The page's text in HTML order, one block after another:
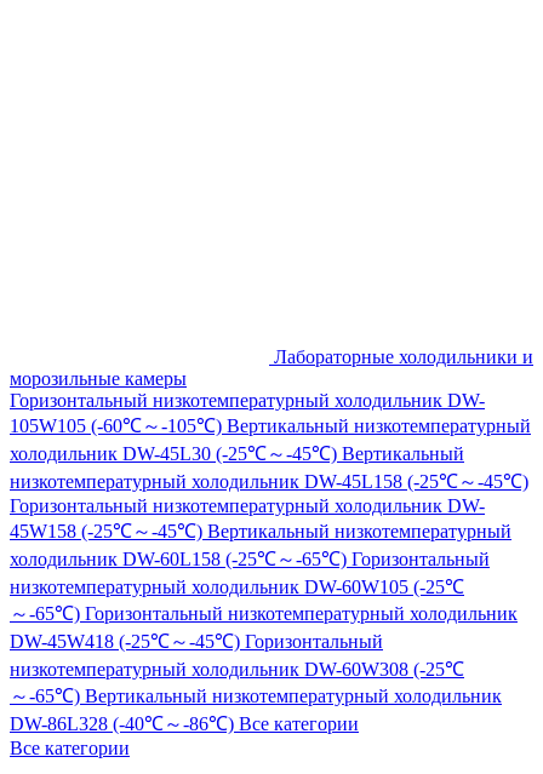
Лабораторные холодильники и
морозильные камеры
Горизонтальный низкотемпературный холодильник DW-
105W105 (-60℃～-105℃) Вертикальный низкотемпературный
холодильник DW-45L30 (-25℃～-45℃) Вертикальный
низкотемпературный холодильник DW-45L158 (-25℃～-45℃)
Горизонтальный низкотемпературный холодильник DW-
45W158 (-25℃～-45℃) Вертикальный низкотемпературный
холодильник DW-60L158 (-25℃～-65℃) Горизонтальный
низкотемпературный холодильник DW-60W105 (-25℃
～-65℃) Горизонтальный низкотемпературный холодильник
DW-45W418 (-25℃～-45℃) Горизонтальный
низкотемпературный холодильник DW-60W308 (-25℃
～-65℃) Вертикальный низкотемпературный холодильник
DW-86L328 (-40℃～-86℃) Все категории
Все категории